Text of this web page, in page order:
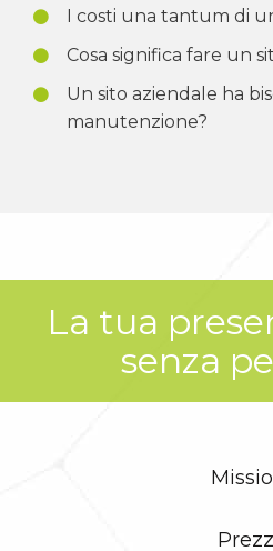
I costi una tantum di
Cosa significa fare un
Un sito aziendale ha
manutenzione?
La tua
senza